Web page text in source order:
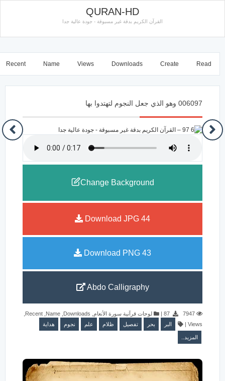
QURAN-HD
القرآن الكريم بدقة غير مسبوقة - جودة عالية جدا
Recent Name Views Downloads Create Read
006097 وهو الذي جعل النجوم لتهتدوا بها
Change Background
Download JPG 44
Download PNG 43
Abdo Calligraphy
7947
87
| لوحات قرآنية سورة الأنعام,
Downloads
,
Name
,
Recent
,
Views
| البر بحر تفصيل ظلام علم نجوم هداية
المزيد..